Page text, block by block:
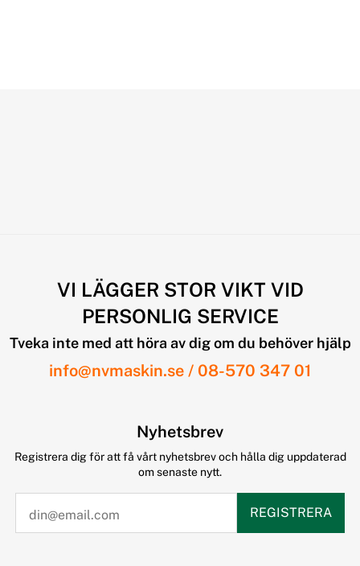
VI LÄGGER STOR VIKT VID
PERSONLIG SERVICE
Tveka inte med att höra av dig om du behöver hjälp
info@nvmaskin.se / 08-570 347 01
Nyhetsbrev
Registrera dig för att få vårt nyhetsbrev och hålla dig uppdaterad
om senaste nytt.
REGISTRERA